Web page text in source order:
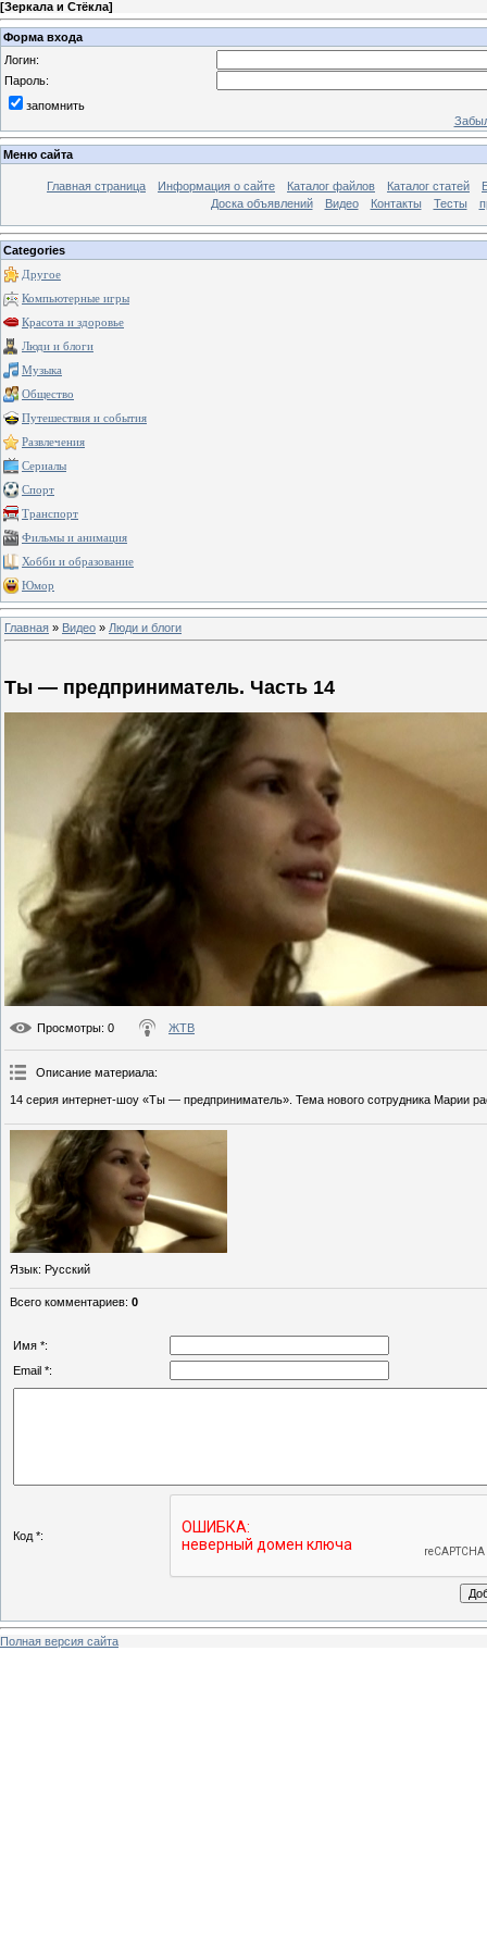
[Зеркала и Стёкла]
Форма входа
Логин:
Пароль:
запомнить
Меню сайта
Главная страница Информация о сайте Каталог файлов Каталог статей
Доска объявлений
Видео Контакты Тесты
Categories
Другое
Компьютерные игры
Красота и здоровье
Люди и блоги
Музыка
Общество
Путешествия и события
Развлечения
Сериалы
Спорт
Транспорт
Фильмы и анимация
Хобби и образование
Юмор
Главная » Видео » Люди и блоги
Ты — предприниматель. Часть 14
Просмотры: 0 ЖТВ
Описание материала:
14 серия интернет-шоу «Ты — предприниматель». Тема нового сотрудника Марии
Язык: Русский
Всего комментариев: 0
Имя *:
Email *:
Код *:
Полная версия сайта